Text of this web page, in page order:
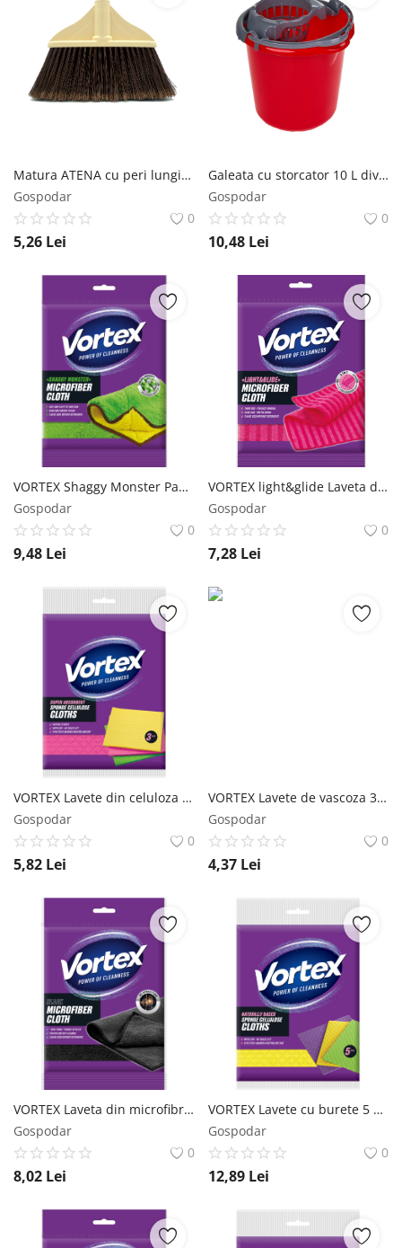
Matura ATENA cu peri lungi diverse culori No brand
Gospodar
0
5,26 Lei
Galeata cu storcator 10 L diverse culori No brand
Gospodar
0
10,48 Lei
VORTEX Shaggy Monster Panza din microfibra 1buc Vortex
Gospodar
0
9,48 Lei
VORTEX light&glide Laveta din microfibra 1buc Vortex
Gospodar
0
7,28 Lei
VORTEX Lavete din celuloza 3 buc Vortex
Gospodar
0
5,82 Lei
VORTEX Lavete de vascoza 3 buc Vortex
Gospodar
0
4,37 Lei
VORTEX Laveta din microfibra Semi-prosop Negru 30*50cm 1buc Vortex
Gospodar
0
8,02 Lei
VORTEX Lavete cu burete 5 buc Vortex
Gospodar
0
12,89 Lei